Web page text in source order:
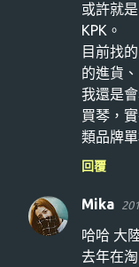
或許就
KPK。
目前找
的進貨
我還是
買琴，
類品牌單
回覆
Mika
哈哈 大
去年在